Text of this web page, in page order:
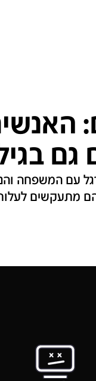
מדים:
גם
עם המשפחה
מתעקשים